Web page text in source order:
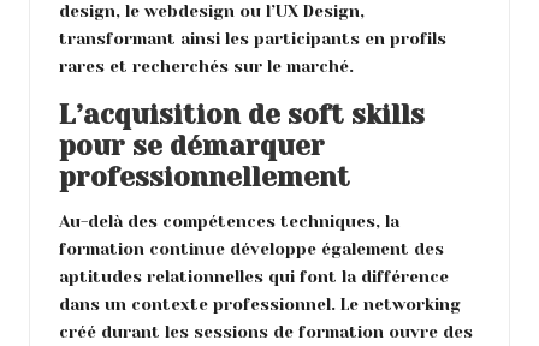
design, le webdesign ou l’UX Design,
transformant ainsi les participants en profils
rares et recherchés sur le marché.
L’acquisition de soft skills
pour se démarquer
professionnellement
Au-delà des compétences techniques, la
formation continue développe également des
aptitudes relationnelles qui font la différence
dans un contexte professionnel. Le networking
créé durant les sessions de formation ouvre des